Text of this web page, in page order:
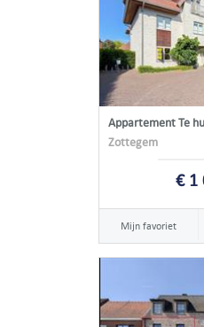
Appartement Te
Zottegem
€ 1
Mijn favoriet